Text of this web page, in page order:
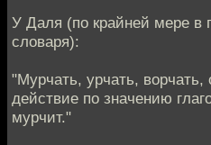
У Даля (по крайней мере в
словаря):
"Мурчать, урчать,
действие по значению
мурчит."